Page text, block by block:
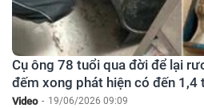
Cụ ông 78 tuổi qua đời để lại
đếm xong phát hiện có đến 1,4
Video - 19/06/2026 09:09